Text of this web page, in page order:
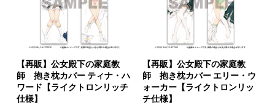
【再販】公女殿下の家庭教
師 抱き枕カバー ティナ・ハ
ワード【ライクトロンリッチ
仕様】
【再販】公女殿下の家庭教
師 抱き枕カバー エリー・ウ
ォーカー【ライクトロンリッ
チ仕様】